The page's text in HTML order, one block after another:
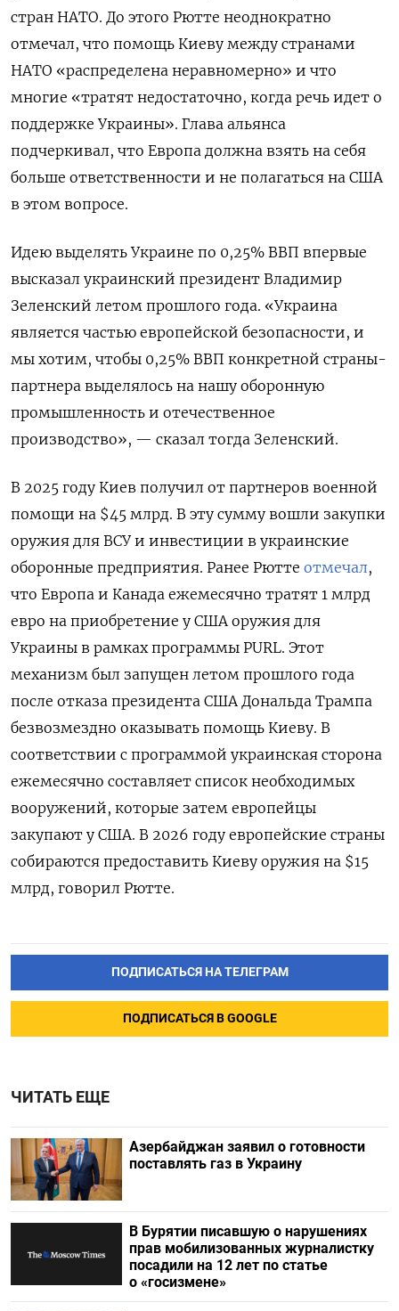
стран НАТО. До этого Рютте неоднократно
отмечал, что помощь Киеву между странами
НАТО «распределена неравномерно» и что
многие «тратят недостаточно, когда речь идет о
поддержке Украины». Глава альянса
подчеркивал, что Европа должна взять на себя
больше ответственности и не полагаться на США
в этом вопросе.
Идею выделять Украине по 0,25% ВВП впервые
высказал украинский президент Владимир
Зеленский летом прошлого года. «Украина
является частью европейской безопасности, и
мы хотим, чтобы 0,25% ВВП конкретной страны-
партнера выделялось на нашу оборонную
промышленность и отечественное
производство», — сказал тогда Зеленский.
В 2025 году Киев получил от партнеров военной
помощи на $45 млрд. В эту сумму вошли закупки
оружия для ВСУ и инвестиции в украинские
оборонные предприятия. Ранее Рютте отмечал,
что Европа и Канада ежемесячно тратят 1 млрд
евро на приобретение у США оружия для
Украины в рамках программы PURL. Этот
механизм был запущен летом прошлого года
после отказа президента США Дональда Трампа
безвозмездно оказывать помощь Киеву. В
соответствии с программой украинская сторона
ежемесячно составляет список необходимых
вооружений, которые затем европейцы
закупают у США. В 2026 году европейские страны
собираются предоставить Киеву оружия на $15
млрд, говорил Рютте.
ПОДПИСАТЬСЯ НА ТЕЛЕГРАМ
ПОДПИСАТЬСЯ В GOOGLE
ЧИТАТЬ ЕЩЕ
Азербайджан заявил о готовности
поставлять газ в Украину
В Бурятии писавшую о нарушениях
прав мобилизованных журналистку
посадили на 12 лет по статье
о «госизмене»